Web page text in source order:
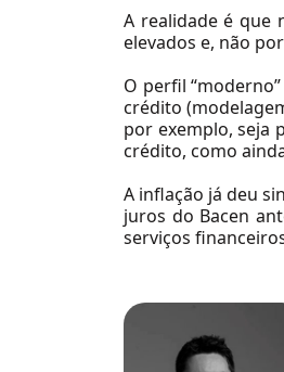
Agronegócio
Consumo e Varejo
Logística e Transportes
Mineração e Siderurgia
Petróleo e Gás
Private Equity e Venture
Conteúdo
A realidade é que
elevados e, não
O perfil
crédito
por exemplo, seja
crédito, como
A inflação já deu
juros do Bacen
serviços